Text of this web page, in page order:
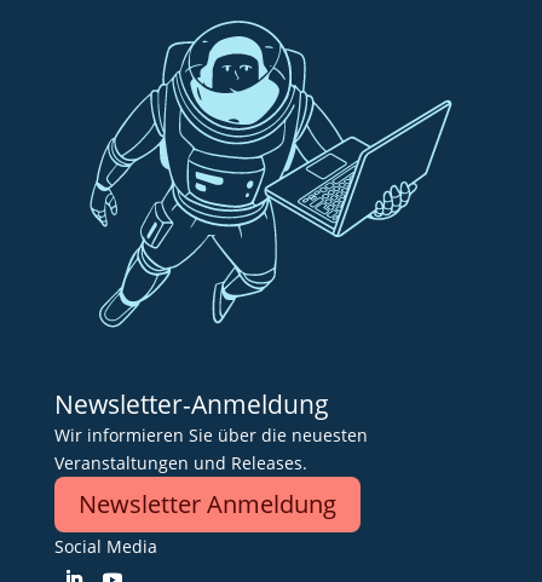
Newsletter-Anmeldung
Wir informieren Sie über die neuesten
Veranstaltungen und Releases.
Newsletter Anmeldung
Social Media